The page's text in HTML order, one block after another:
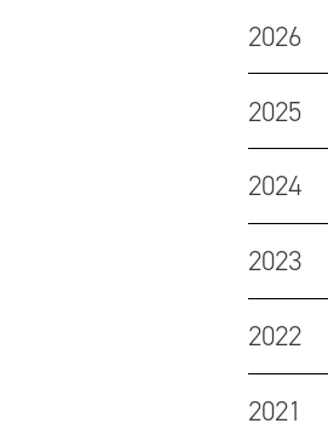
2026
2025
2024
2023
2022
2021